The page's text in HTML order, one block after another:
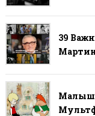
39
Малыш